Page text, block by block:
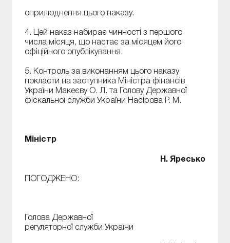
оприлюднення цього наказу.
4. Цей наказ набирає чинності з першого
числа місяця, що настає за місяцем його
офіційного опублікування.
5. Контроль за виконанням цього наказу
покласти на заступника Міністра фінансів
України Макеєву О. Л. та Голову Державної
фіскальної служби України Насірова Р. М.
Міністр
Н. Яресько
ПОГОДЖЕНО:
Голова Державної
регуляторної служби України